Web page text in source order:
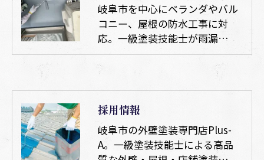
岐阜市を中心にベランダやバル
コニー、屋根の防水工事に対
応。一級塗装技能士が雨漏…
採用情報
岐阜市の外壁塗装専門店Plus-
A。一級塗装技能士による高品